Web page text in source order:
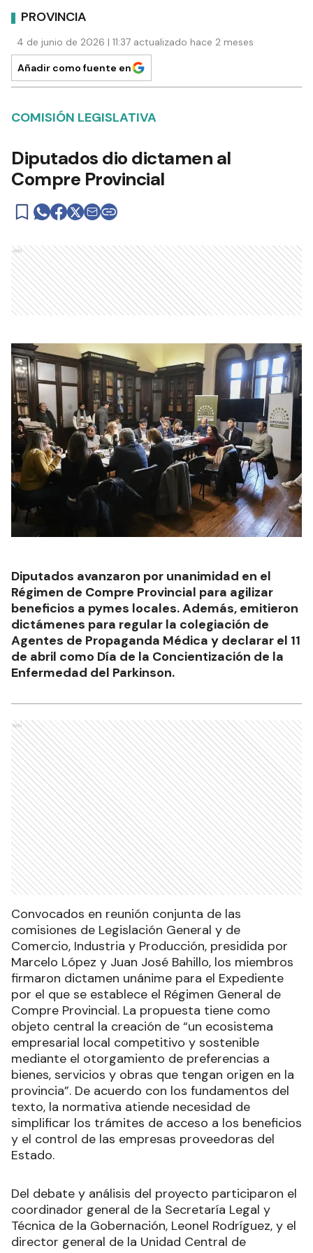
PROVINCIA
4 de junio de 2026 | 11:37 actualizado hace 2 meses
Añadir como fuente en
COMISIÓN LEGISLATIVA
Diputados dio dictamen al
Compre Provincial
Ads
Diputados avanzaron por unanimidad en el
Régimen de Compre Provincial para agilizar
beneficios a pymes locales. Además, emitieron
dictámenes para regular la colegiación de
Agentes de Propaganda Médica y declarar el 11
de abril como Día de la Concientización de la
Enfermedad del Parkinson.
Ads
Convocados en reunión conjunta de las
comisiones de Legislación General y de
Comercio, Industria y Producción, presidida por
Marcelo López y Juan José Bahillo, los miembros
firmaron dictamen unánime para el Expediente
por el que se establece el Régimen General de
Compre Provincial. La propuesta tiene como
objeto central la creación de “un ecosistema
empresarial local competitivo y sostenible
mediante el otorgamiento de preferencias a
bienes, servicios y obras que tengan origen en la
provincia”. De acuerdo con los fundamentos del
texto, la normativa atiende necesidad de
simplificar los trámites de acceso a los beneficios
y el control de las empresas proveedoras del
Estado.
Del debate y análisis del proyecto participaron el
coordinador general de la Secretaría Legal y
Técnica de la Gobernación, Leonel Rodríguez, y el
director general de la Unidad Central de